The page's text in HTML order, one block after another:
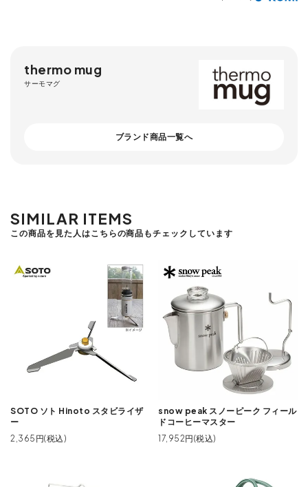
thermo mug
サーモマグ
ブランド商品一覧へ
SIMILAR ITEMS
この商品を見た人はこちらの商品もチェックしています
SOTO ソト Hinoto スタビライザ
ー
2,365円(税込)
snow peak スノーピーク フィール
ドコーヒーマスター
17,952円(税込)